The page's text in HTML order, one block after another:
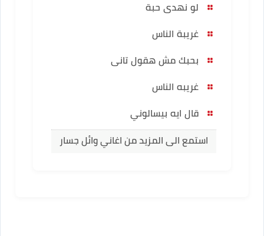
لو نهدى حبة
غريبة الناس
بحبك مش هقول تانى
غريبه الناس
قال ايه بيسالوني
استمع الى المزيد من اغاني وائل جسار